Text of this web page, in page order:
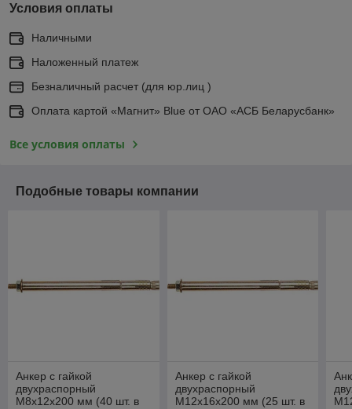
Условия оплаты
Наличными
Наложенный платеж
Безналичный расчет (для юр.лиц )
Оплата картой «Магнит» Blue от ОАО «АСБ Беларусбанк»
Все условия оплаты
Подобные товары компании
Анкер с гайкой
двухраспорный
М8х12х200 мм (40 шт. в
Анкер с гайкой
двухраспорный
М12х16х200 мм (25 шт. в